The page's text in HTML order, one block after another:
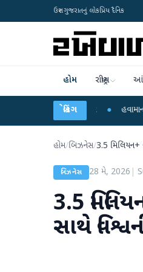
ઉત્તર ગુજરાતનું લોકપ્રિય દૈનિક
હોમ રાષ્ટ્રીય
બ્રેકિંગહવામાન વિભાગે 18
હોમ/બિઝનેસ/3.5 મિલિયન+
બિઝનેસ 28 મે, 2026
3.5
સાથે